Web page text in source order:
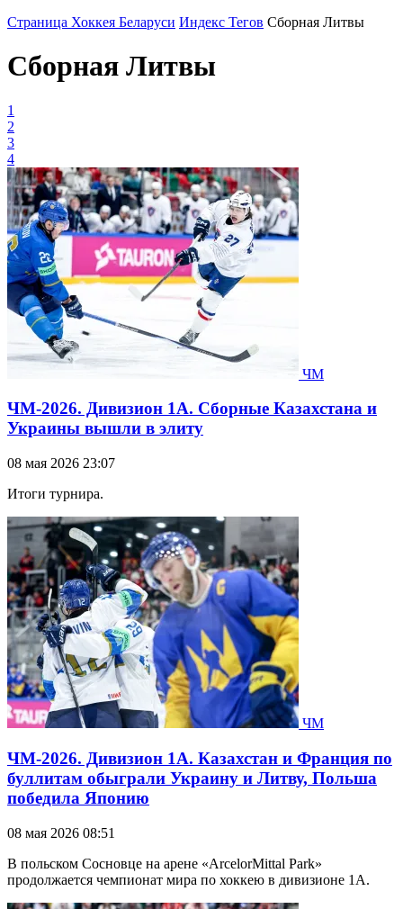
Страница Хоккея Беларуси Индекс Тегов Сборная Литвы
Сборная Литвы
1
2
3
4
ЧМ
ЧМ-2026. Дивизион 1А. Сборные Казахстана и
Украины вышли в элиту
08 мая 2026 23:07
Итоги турнира.
ЧМ
ЧМ-2026. Дивизион 1А. Казахстан и Франция по
буллитам обыграли Украину и Литву, Польша
победила Японию
08 мая 2026 08:51
В польском Сосновце на арене «ArcelorMittal Park»
продолжается чемпионат мира по хоккею в дивизионе 1А.